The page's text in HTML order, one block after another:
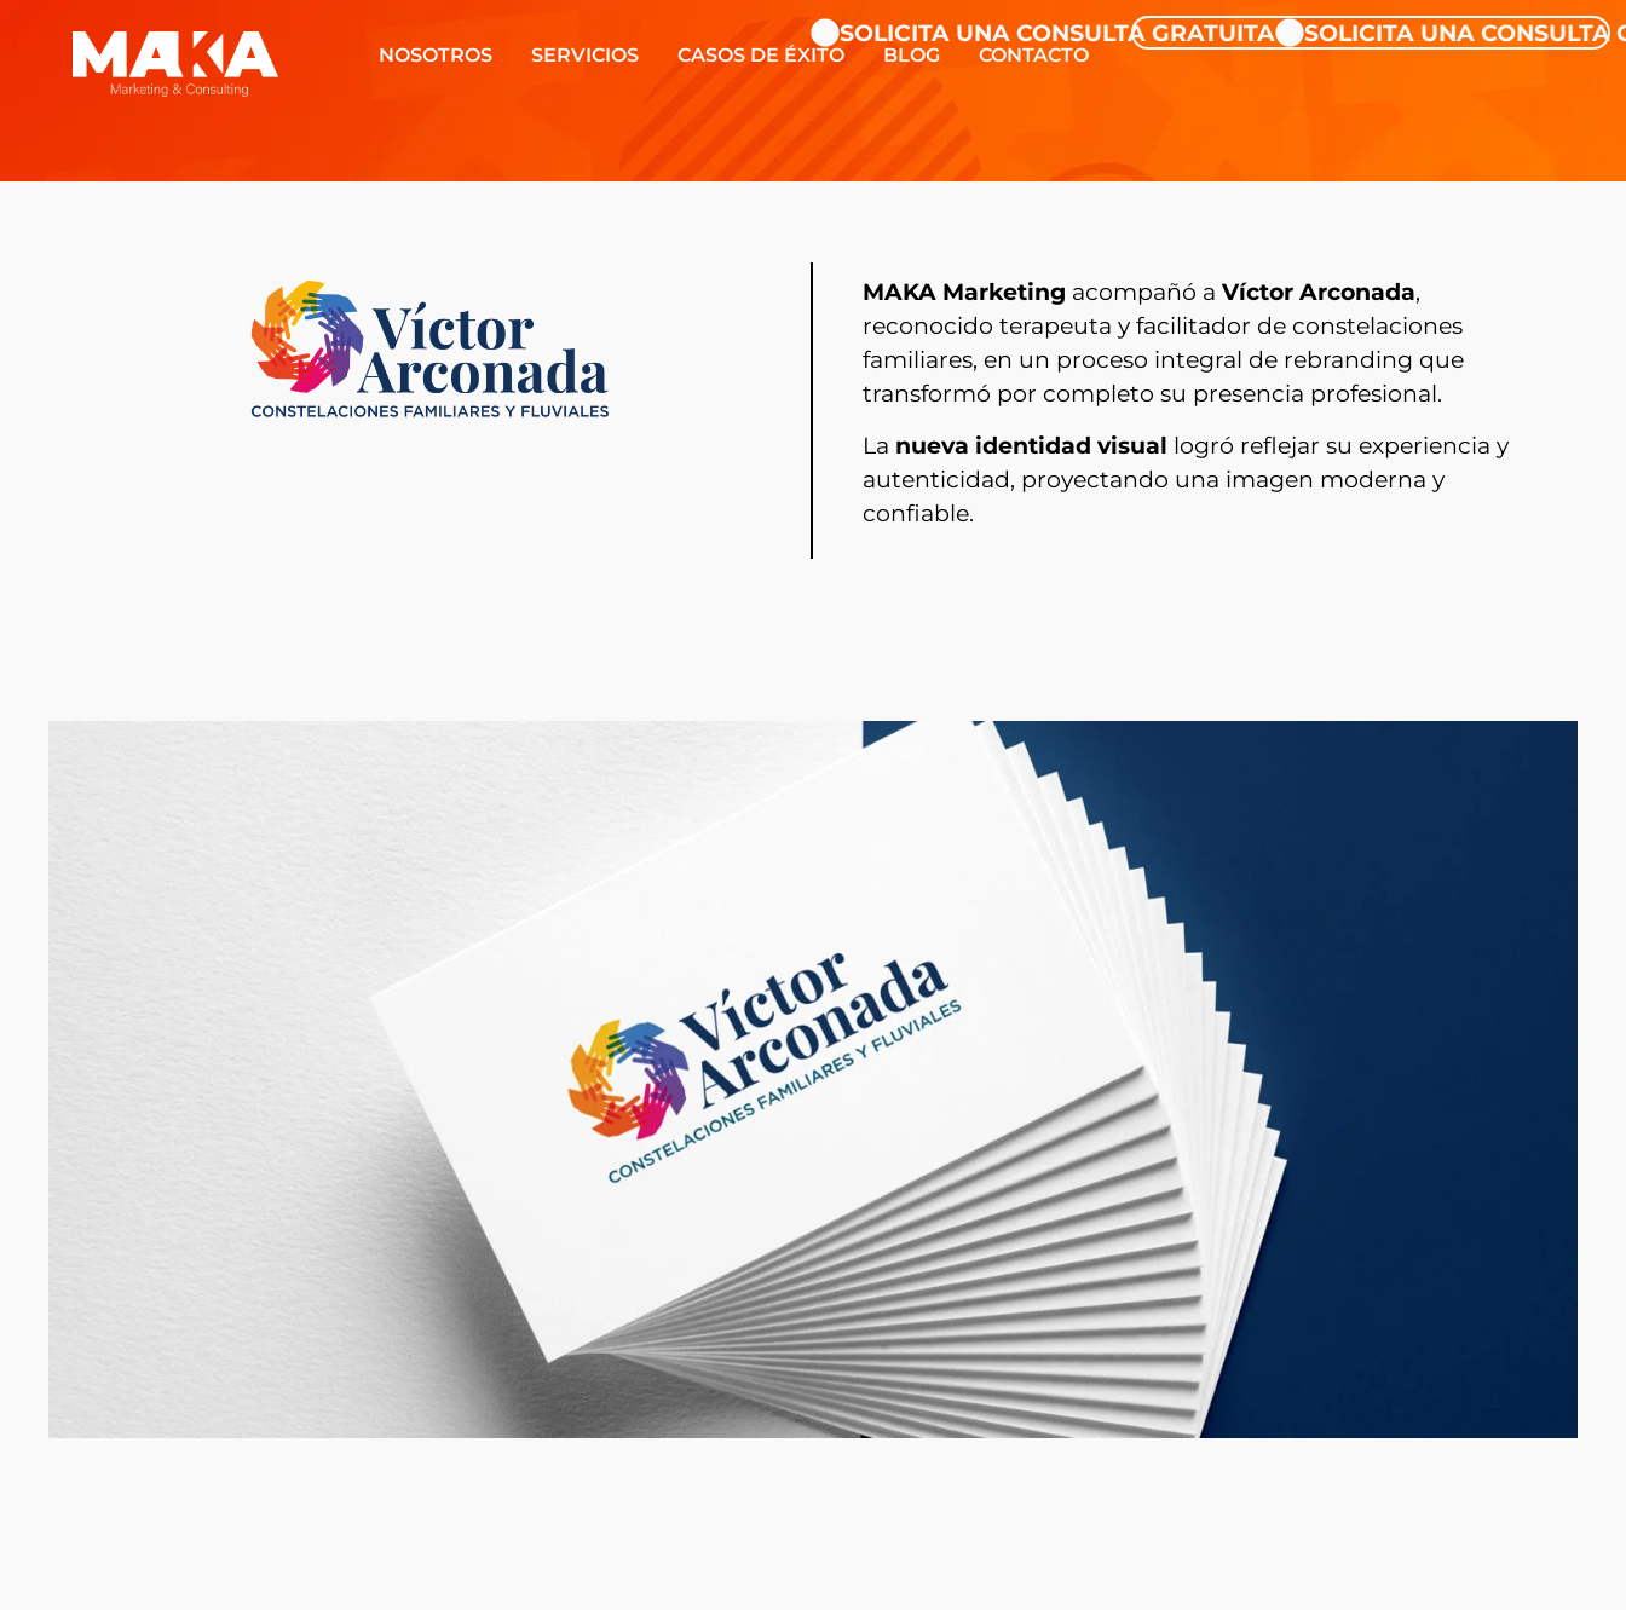
NOSOTROS SERVICIOS CASOS DE ÉXITO BLOG CONTACTO
SOLICITA UNA CONSULTA GRATUITA SOLICITA UNA CONSULTA
MAKA Marketing acompañó a Víctor Arconada,
reconocido terapeuta y facilitador de constelaciones
familiares, en un proceso integral de rebranding que
transformó por completo su presencia profesional.
La nueva identidad visual logró reflejar su experiencia y
autenticidad, proyectando una imagen moderna y
confiable.